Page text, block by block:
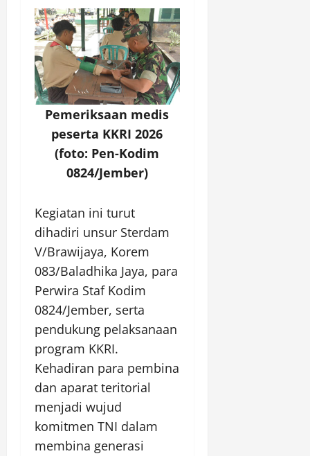
Pemeriksaan medis
peserta KKRI 2026
(foto: Pen-Kodim
0824/Jember)
Kegiatan ini turut
dihadiri unsur Sterdam
V/Brawijaya, Korem
083/Baladhika Jaya, para
Perwira Staf Kodim
0824/Jember, serta
pendukung pelaksanaan
program KKRI.
Kehadiran para pembina
dan aparat teritorial
menjadi wujud
komitmen TNI dalam
membina generasi